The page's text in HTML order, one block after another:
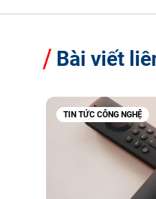
Bài viết
TIN TỨC CÔNG NGHỆ